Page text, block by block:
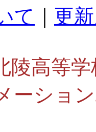
て
更
陵高等
ーショ